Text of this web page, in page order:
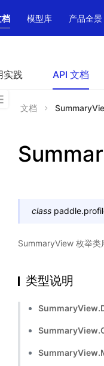
档 模型库 产品全景
实践 API 文档
文档
class
SummaryView 枚举类
类型说明